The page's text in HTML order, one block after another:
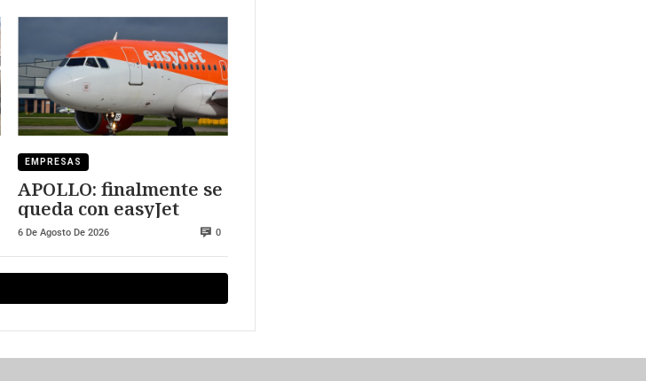
EMPRESAS
APOLLO: finalmente se
queda con easyJet
6 De Agosto De 2026 0